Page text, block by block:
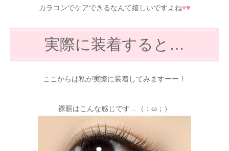
カラコンでケアできるなんて嬉しいですよね♥♥
実際に装着すると…
ここからは私が実際に装着してみますーー！
裸眼はこんな感じです…（：ω；）